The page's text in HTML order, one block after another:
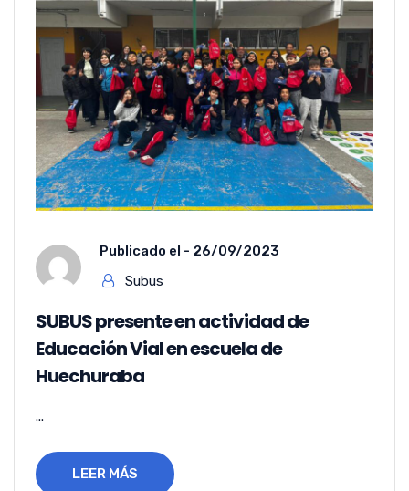
Publicado el - 26/09/2023
Subus
SUBUS presente en actividad de
Educación Vial en escuela de
Huechuraba
...
LEER MÁS